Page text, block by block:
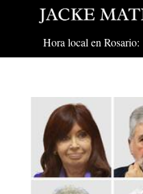
Hora local en Rosario: